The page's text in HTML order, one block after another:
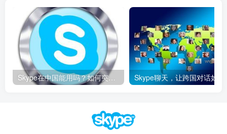
Skype在中国能用吗？如何突破限制畅享全球通话